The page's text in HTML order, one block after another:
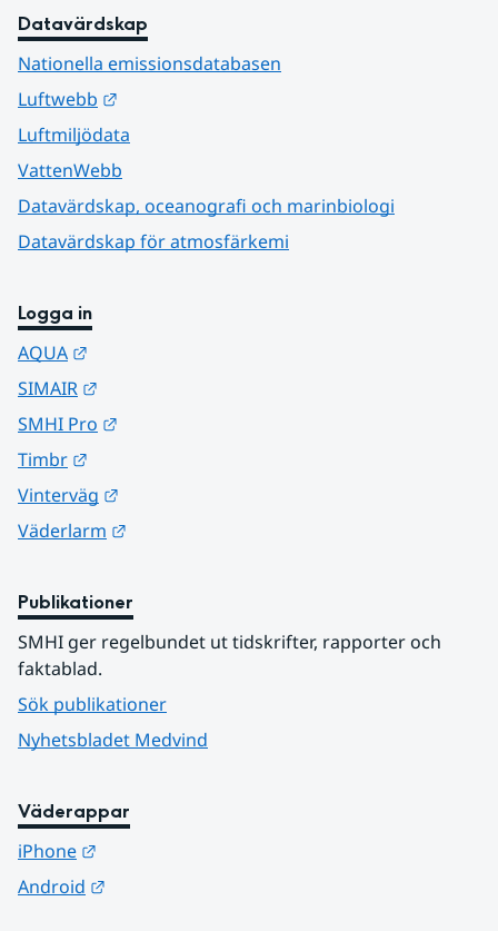
Datavärdskap
Nationella emissionsdatabasen
Luftwebb
Luftmiljödata
VattenWebb
Datavärdskap, oceanografi och marinbiologi
Datavärdskap för atmosfärkemi
Logga in
AQUA
SIMAIR
SMHI Pro
Timbr
Vinterväg
Väderlarm
Publikationer
SMHI ger regelbundet ut tidskrifter, rapporter och
faktablad.
Sök publikationer
Nyhetsbladet Medvind
Väderappar
iPhone
Android